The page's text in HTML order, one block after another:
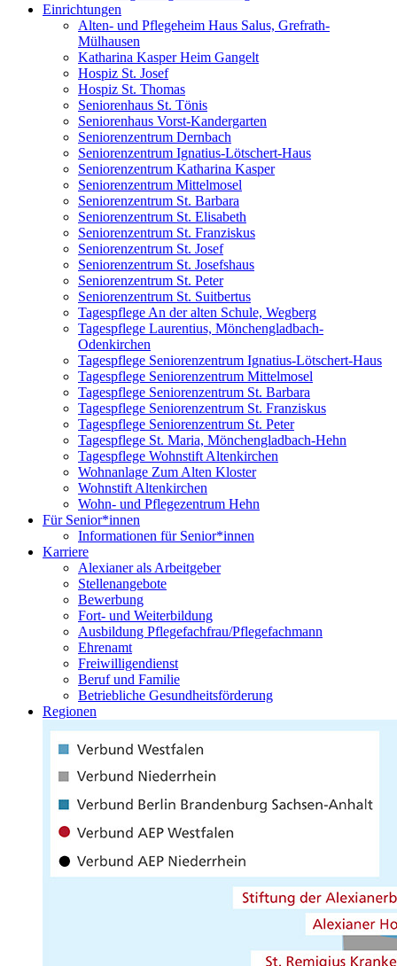
Einrichtungen
Alten- und Pflegeheim Haus Salus, Grefrath-
Mülhausen
Katharina Kasper Heim Gangelt
Hospiz St. Josef
Hospiz St. Thomas
Seniorenhaus St. Tönis
Seniorenhaus Vorst-Kandergarten
Seniorenzentrum Dernbach
Seniorenzentrum Ignatius-Lötschert-Haus
Seniorenzentrum Katharina Kasper
Seniorenzentrum Mittelmosel
Seniorenzentrum St. Barbara
Seniorenzentrum St. Elisabeth
Seniorenzentrum St. Franziskus
Seniorenzentrum St. Josef
Seniorenzentrum St. Josefshaus
Seniorenzentrum St. Peter
Seniorenzentrum St. Suitbertus
Tagespflege An der alten Schule, Wegberg
Tagespflege Laurentius, Mönchengladbach-
Odenkirchen
Tagespflege Seniorenzentrum Ignatius-Lötschert-Haus
Tagespflege Seniorenzentrum Mittelmosel
Tagespflege Seniorenzentrum St. Barbara
Tagespflege Seniorenzentrum St. Franziskus
Tagespflege Seniorenzentrum St. Peter
Tagespflege St. Maria, Mönchengladbach-Hehn
Tagespflege Wohnstift Altenkirchen
Wohnanlage Zum Alten Kloster
Wohnstift Altenkirchen
Wohn- und Pflegezentrum Hehn
Für Senior*innen
Informationen für Senior*innen
Karriere
Alexianer als Arbeitgeber
Stellenangebote
Bewerbung
Fort- und Weiterbildung
Ausbildung Pflegefachfrau/Pflegefachmann
Ehrenamt
Freiwilligendienst
Beruf und Familie
Betriebliche Gesundheitsförderung
Regionen